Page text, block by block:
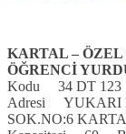
KARTAL –
ÖĞRENCİ
Kodu 34 DT
Adresi YUKARI
SOK.NO:6